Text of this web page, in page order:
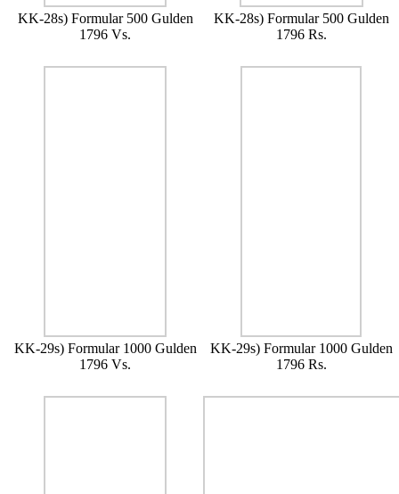
KK-28s) Formular 500 Gulden
1796 Vs.
KK-28s) Formular 500 Gulden
1796 Rs.
KK-29s) Formular 1000 Gulden
1796 Vs.
KK-29s) Formular 1000 Gulden
1796 Rs.